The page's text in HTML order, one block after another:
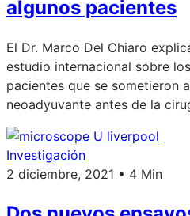
algunos pacientes
El Dr. Marco Del Chiaro
estudio internacional sobre
pacientes que se sometieron
neoadyuvante antes de la
Investigación
2 diciembre, 2021 • 4 Min